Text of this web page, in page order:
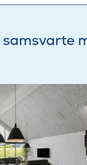
samsvarte